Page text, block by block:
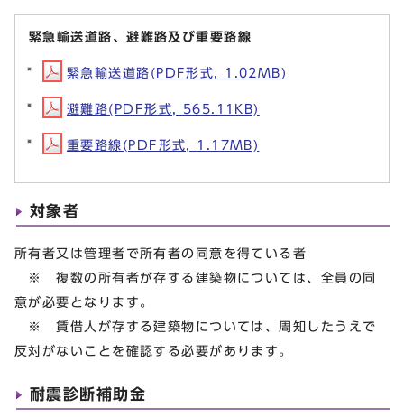
緊急輸送道路、避難路及び重要路線
緊急輸送道路(PDF形式, 1.02MB)
避難路(PDF形式, 565.11KB)
重要路線(PDF形式, 1.17MB)
対象者
所有者又は管理者で所有者の同意を得ている者
※ 複数の所有者が存する建築物については、全員の同
意が必要となります。
※ 賃借人が存する建築物については、周知したうえで
反対がないことを確認する必要があります。
耐震診断補助金